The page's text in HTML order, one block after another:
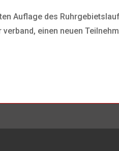
Auflage des
einen neuen